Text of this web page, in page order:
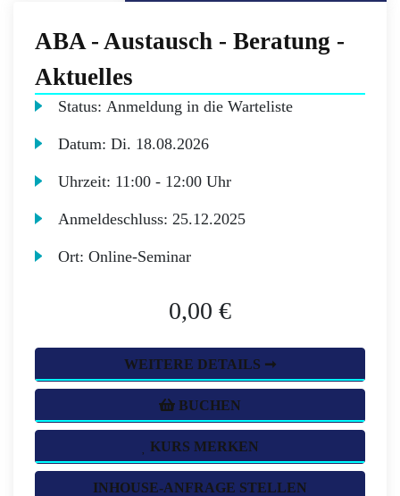
ABA - Austausch - Beratung -
Aktuelles
Status:Anmeldung in die Warteliste
Datum:Di. 18.08.2026
Uhrzeit: 11:00 - 12:00 Uhr
Anmeldeschluss:25.12.2025
Ort:Online-Seminar
0,00 €
WEITERE DETAILS ➞
BUCHEN
KURS MERKEN
INHOUSE-ANFRAGE STELLEN